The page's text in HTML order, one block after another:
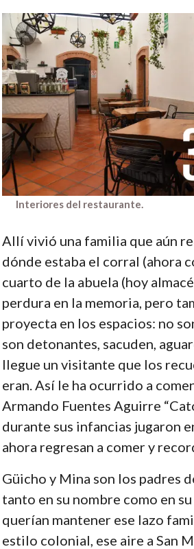
Interiores del restaurante.
Allí vivió una familia que aún
dónde estaba el corral (ahora
cuarto de la abuela (hoy
perdura en la memoria, pero
proyecta en los espacios: no
son detonantes, sacuden,
llegue un visitante que los
eran. Así le ha ocurrido a
Armando Fuentes Aguirre
durante sus infancias jugaron
ahora regresan a comer y
Güicho y Mina son los padres
tanto en su nombre como en
querían mantener ese lazo
estilo colonial, ese aire a San